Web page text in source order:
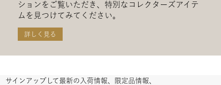
ションをご覧いただき、特別なコレクターズアイテ
ムを見つけてみてください。
詳しく見る
サインアップして最新の入荷情報、限定品情報、